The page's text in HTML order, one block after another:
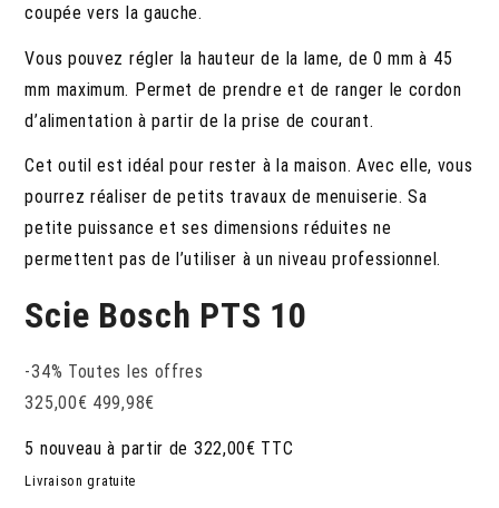
coupée vers la gauche.
Vous pouvez régler la hauteur de la lame, de 0 mm à 45
mm maximum. Permet de prendre et de ranger le cordon
d’alimentation à partir de la prise de courant.
Cet outil est idéal pour rester à la maison. Avec elle, vous
pourrez réaliser de petits travaux de menuiserie. Sa
petite puissance et ses dimensions réduites ne
permettent pas de l’utiliser à un niveau professionnel.
Scie Bosch PTS 10
-34% Toutes les offres
325,00€ 499,98€
5 nouveau à partir de 322,00€ TTC
Livraison gratuite